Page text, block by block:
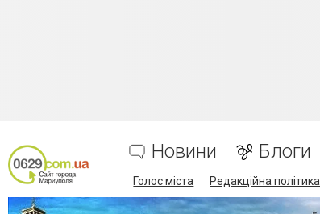
Новини Блоги
Голос міста Редакційна політика